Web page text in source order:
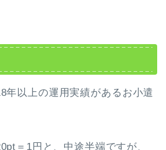
年以上の運用実績があるお小遣
＝1円と、中途半端ですが、